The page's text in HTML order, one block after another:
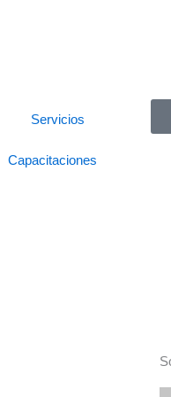
Servicios
Capacitaciones